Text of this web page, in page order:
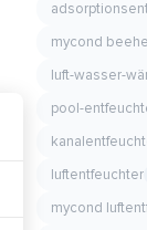
mycond
luft-wasser-
pool-
luftentfeuchter
mycond